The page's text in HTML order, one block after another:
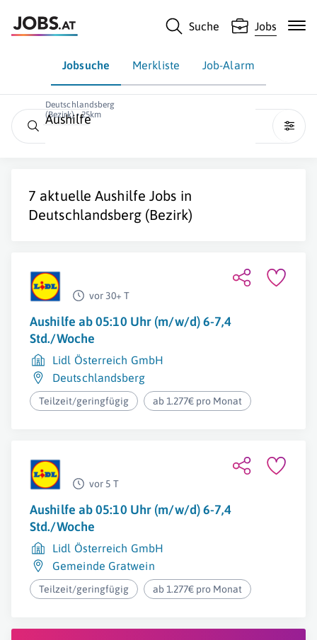
Suche Jobs
Jobsuche Merkliste Job-Alarm
Deutschlandsberg
(Bezirk) • 25km
Aushilfe
7 aktuelleAushilfe Jobs in
Deutschlandsberg (Bezirk)
vor 30+ T
Aushilfe ab 05:10 Uhr (m/w/d) 6-7,4
Std./Woche
Lidl Österreich GmbH
Deutschlandsberg
Teilzeit/geringfügig ab 1.277€ pro Monat
vor 5 T
Aushilfe ab 05:10 Uhr (m/w/d) 6-7,4
Std./Woche
Lidl Österreich GmbH
Gemeinde Gratwein
Teilzeit/geringfügig ab 1.277€ pro Monat